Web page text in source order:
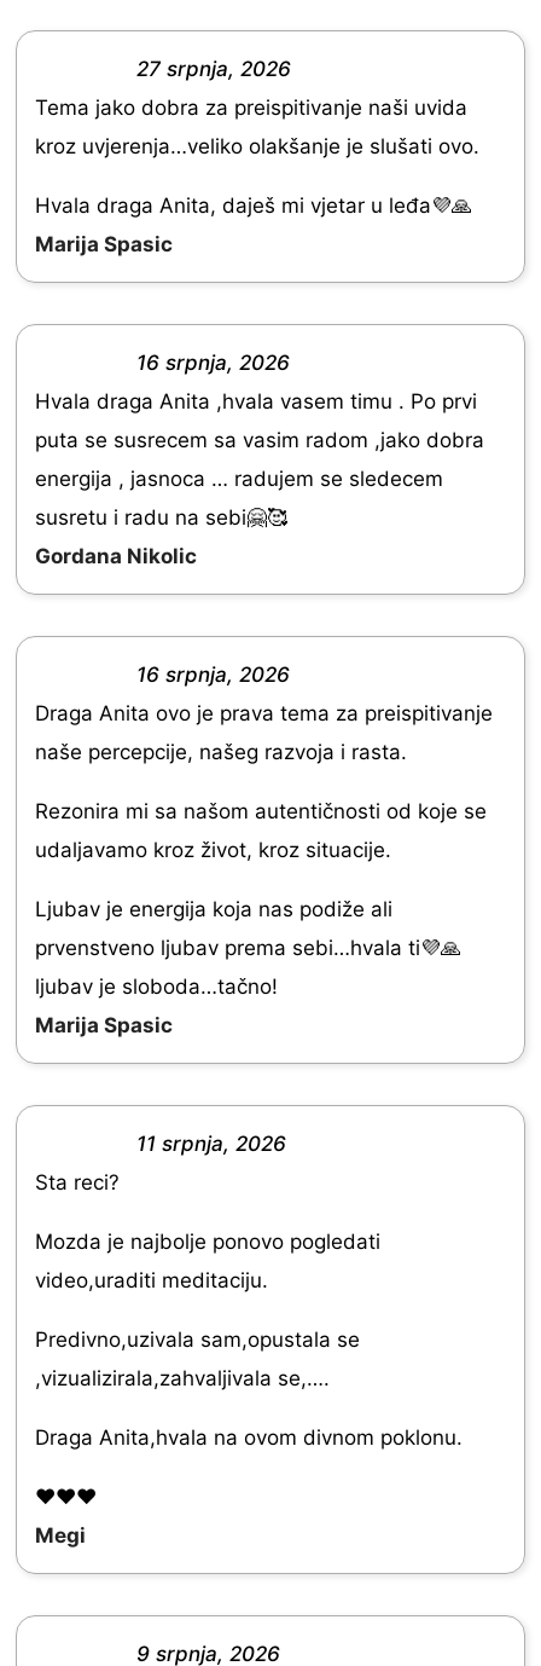
0
u
t
f
5
a
e
d
5
.
o
u
t
o
f
5
27 srpnja, 2026
Tema jako dobra za preispitivanje naši uvida
kroz uvjerenja…veliko olakšanje je slušati ovo.
Hvala draga Anita, daješ mi vjetar u leđa💜🙏
Marija Spasic
e
u
t
o
f
16 srpnja, 2026
Hvala draga Anita ,hvala vasem timu . Po prvi
puta se susrecem sa vasim radom ,jako dobra
energija , jasnoca … radujem se sledecem
susretu i radu na sebi🤗🥰
Gordana Nikolic
t
e
d
.
0
o
u
5
16 srpnja, 2026
Draga Anita ovo je prava tema za preispitivanje
naše percepcije, našeg razvoja i rasta.
Rezonira mi sa našom autentičnosti od koje se
udaljavamo kroz život, kroz situacije.
Ljubav je energija koja nas podiže ali
prvenstveno ljubav prema sebi…hvala ti💜🙏
ljubav je sloboda…tačno!
Marija Spasic
t
e
5
.
0
u
t
11 srpnja, 2026
Sta reci?
Mozda je najbolje ponovo pogledati
video,uraditi meditaciju.
Predivno,uzivala sam,opustala se
,vizualizirala,zahvaljivala se,….
Draga Anita,hvala na ovom divnom poklonu.
❤️❤️❤️
Megi
9 srpnja, 2026